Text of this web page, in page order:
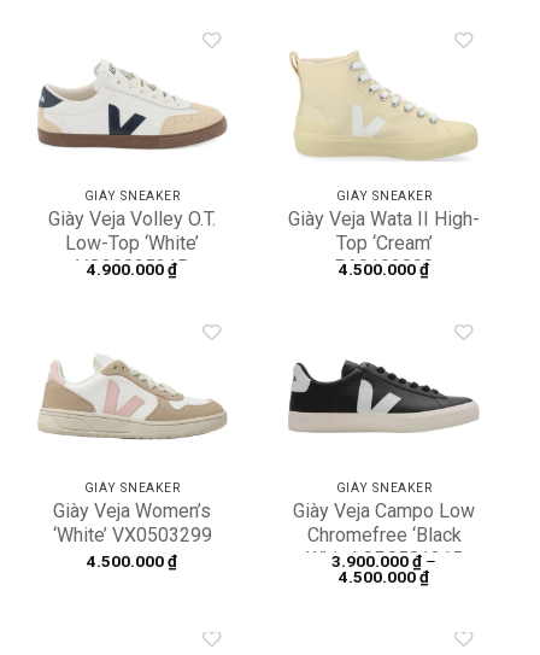
Add to
wishlist
GIÀY SNEAKER
Giày Veja Volley O.T.
Low-Top ‘White’
VO2003531B
4.900.000₫
wishlist
GIÀY SNEAKER
Giày Veja Wata II High-
Top ‘Cream’
PA0102898
4.500.000₫
wishlist
GIÀY SNEAKER
Giày Veja Women’s
‘White’ VX0503299
4.500.000₫
Add to
wishlist
GIÀY SNEAKER
Giày Veja Campo Low
Chromefree ‘Black
White’ CP0501215
3.900.000₫ –
4.500.000₫Khoảng